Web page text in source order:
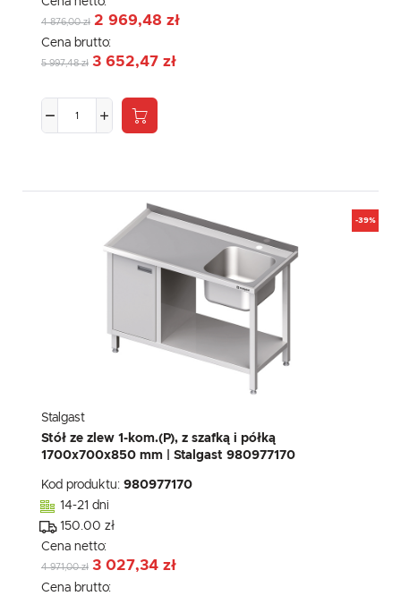
4 876,00 zł 2 969,48 zł
Cena brutto:
5 997,48 zł 3 652,47 zł
-39%
Stalgast
Stół ze zlew 1-kom.(P), z szafką i półką
1700x700x850 mm | Stalgast 980977170
Kod produktu: 980977170
14-21 dni
150.00 zł
Cena netto:
4 971,00 zł 3 027,34 zł
Cena brutto: